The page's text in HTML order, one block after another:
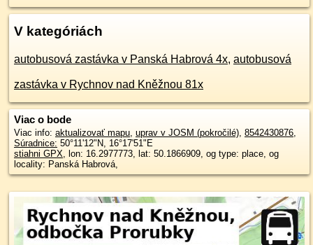
V kategóriách
autobusová zastávka v Panská Habrová 4x, autobusová
zastávka v Rychnov nad Kněžnou 81x
Viac o bode
Viac info: aktualizovať mapu, uprav v JOSM (pokročilé), 8542430876,
Súradnice: 50°11'12"N, 16°17'51"E
stiahni GPX, lon: 16.2977773, lat: 50.1866909, og type: place, og
locality: Panská Habrová,